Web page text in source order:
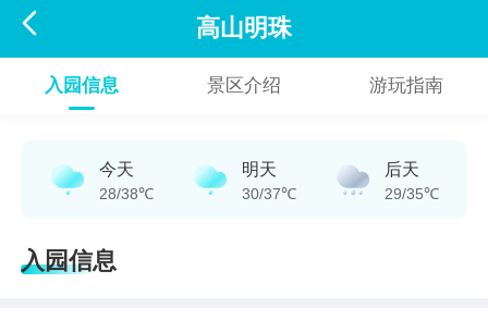
 高山明珠
入园信息 景区介绍 游玩指南
今天
28/38℃
明天
30/37℃
后天
29/35℃
入园信息